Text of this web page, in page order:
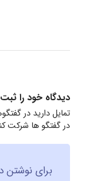
دیدگاه خود را
تمایل دارید در
در گفتگو ها شرکت
برای نوشتن